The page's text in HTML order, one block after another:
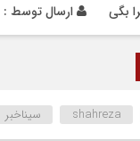
بگی ارسال توسط :
shahreza سیناخبر